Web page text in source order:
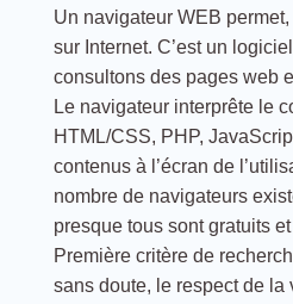
Un navigateur WEB
sur Internet. C’est un
consultons des pages web
Le navigateur interprête le
HTML/CSS, PHP,
contenus à l’écran de
nombre de navigateurs
presque tous sont gratuits
Première critère de
sans doute, le respect de la